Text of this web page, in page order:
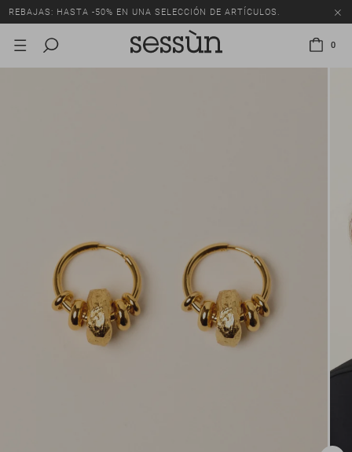
REBAJAS: HASTA -50% EN UNA SELECCIÓN DE ARTÍCULOS.
0